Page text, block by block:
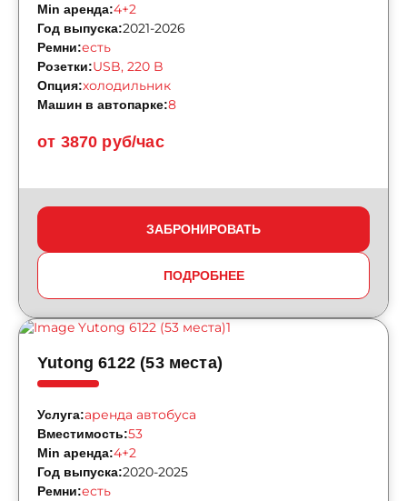
от 3870 руб/час
Min аренда:4+2
Год выпуска:2021-2026
Ремни:есть
Розетки:USB, 220 B
Опция:холодильник
Машин в автопарке:8
ЗАБРОНИРОВАТЬ
ПОДРОБНЕЕ
Yutong 6122 (53 места)
Услуга:аренда автобуса
Вместимость:53
Min аренда:4+2
Год выпуска:2020-2025
Ремни:есть